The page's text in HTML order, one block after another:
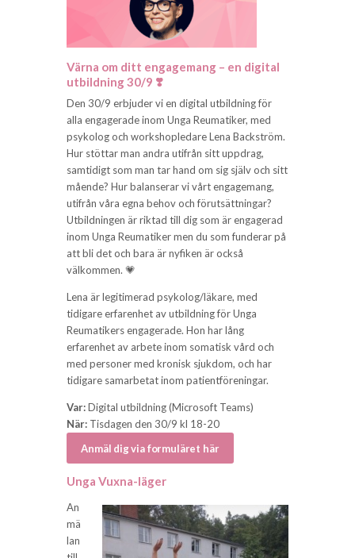
Värna om ditt engagemang – en digital
utbildning 30/9 ❣️
Den 30/9 erbjuder vi en digital utbildning för
alla engagerade inom Unga Reumatiker, med
psykolog och workshopledare Lena Backström.
Hur stöttar man andra utifrån sitt uppdrag,
samtidigt som man tar hand om sig själv och sitt
mående? Hur balanserar vi vårt engagemang,
utifrån våra egna behov och förutsättningar?
Utbildningen är riktad till dig som är engagerad
inom Unga Reumatiker men du som funderar på
att bli det och bara är nyfiken är också
välkommen. 💗
Lena är legitimerad psykolog/läkare, med
tidigare erfarenhet av utbildning för Unga
Reumatikers engagerade. Hon har lång
erfarenhet av arbete inom somatisk vård och
med personer med kronisk sjukdom, och har
tidigare samarbetat inom patientföreningar.
Var:Digital utbildning (Microsoft Teams)
När: Tisdagen den 30/9 kl 18-20
Anmäl dig via formuläret här
Unga Vuxna-läger
An
mä
lan